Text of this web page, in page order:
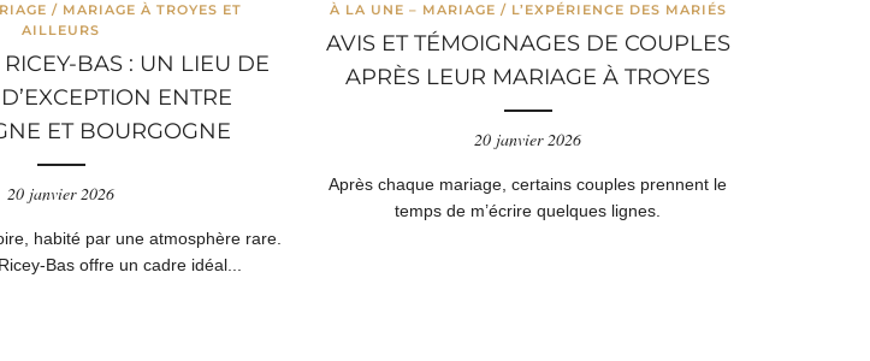
/ MARIAGE À TROYES ET
AILLEURS
BAS : UN LIEU DE
ENTRE
ET BOURGOGNE
20 janvier 2026
habité par une atmosphère rare.
Bas offre un cadre idéal...
À LA UNE – MARIAGE / L’EXPÉRIENCE DES MARIÉS
AVIS ET TÉMOIGNAGES DE COUPLES
APRÈS LEUR MARIAGE À TROYES
20 janvier 2026
Après chaque mariage, certains couples prennent le
temps de m’écrire quelques lignes.